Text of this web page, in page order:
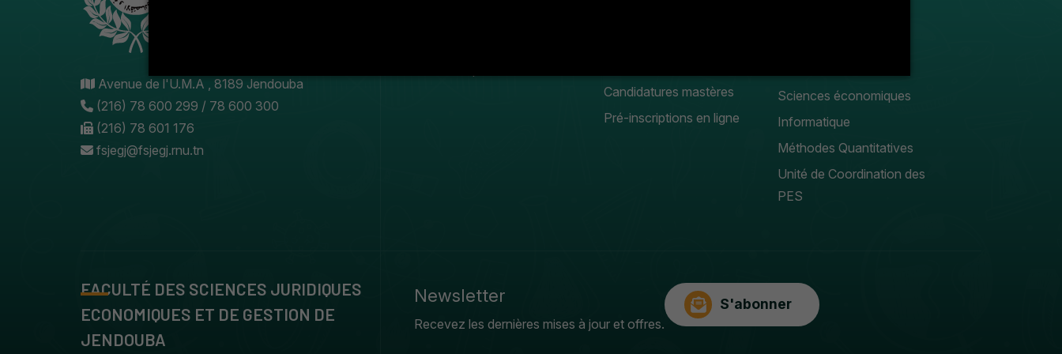
Avenue de l'U.M.A , 8189 Jendouba
(216) 78 600 299 / 78 600 300
(216) 78 601 176
fsjegj@fsjegj.rnu.tn
Candidatures mastères
Pré-inscriptions en ligne
Sciences économiques
Informatique
Méthodes Quantitatives
Unité de Coordination des
PES
FACULTÉ DES SCIENCES JURIDIQUES
ECONOMIQUES ET DE GESTION DE
JENDOUBA
Newsletter
Recevez les dernières mises à jour et offres.
S'abonner